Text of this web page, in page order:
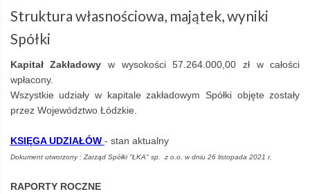
wyniki
Spółki
–
Łódzka
Struktura własnościowa, majątek, wyniki
Spółki
Kapitał Zakładowy w wysokości 57.264.000,00 zł w całości
wpłacony.
Wszystkie udziały w kapitale zakładowym Spółki objęte zostały
przez Województwo Łódzkie.
KSIĘGA UDZIAŁÓW - stan aktualny
Dokument utworzony : Zarząd Spółki "ŁKA" sp. z o.o. w dniu 26 listopada 2021 r.
RAPORTY ROCZNE